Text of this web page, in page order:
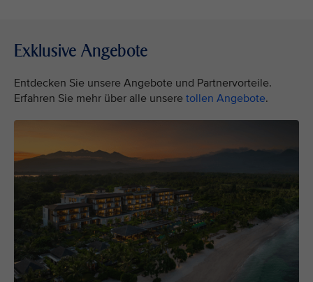
Exklusive Angebote
Entdecken Sie unsere Angebote und Partnervorteile.
Erfahren Sie mehr über alle unsere tollen Angebote.